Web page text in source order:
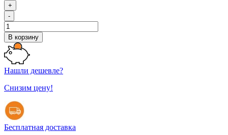
+
-
В корзину
Нашли дешевле?
Снизим цену!
Бесплатная доставка